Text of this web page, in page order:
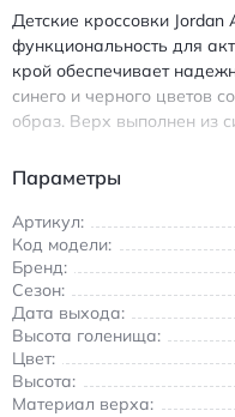
Детские кроссовки Jordan
функциональность для
крой обеспечивает
синего и черного цветов
образ. Верх выполнен из
эксплуатации.
система снижает нагрузку
Универсальный дизайн
для девочек, а
носить их в любое время
обеспечивает комфорт
а круглый носок
кроссовки станут
гардеробу, сочетаясь с
Параметры
Артикул:
Код модели:
Бренд:
Сезон:
Дата выхода:
Высота голенища:
Цвет:
Высота:
Материал верха: